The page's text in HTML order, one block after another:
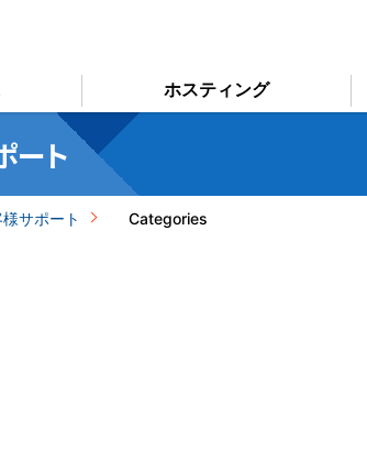
ホスティング
ート
サポート Categories